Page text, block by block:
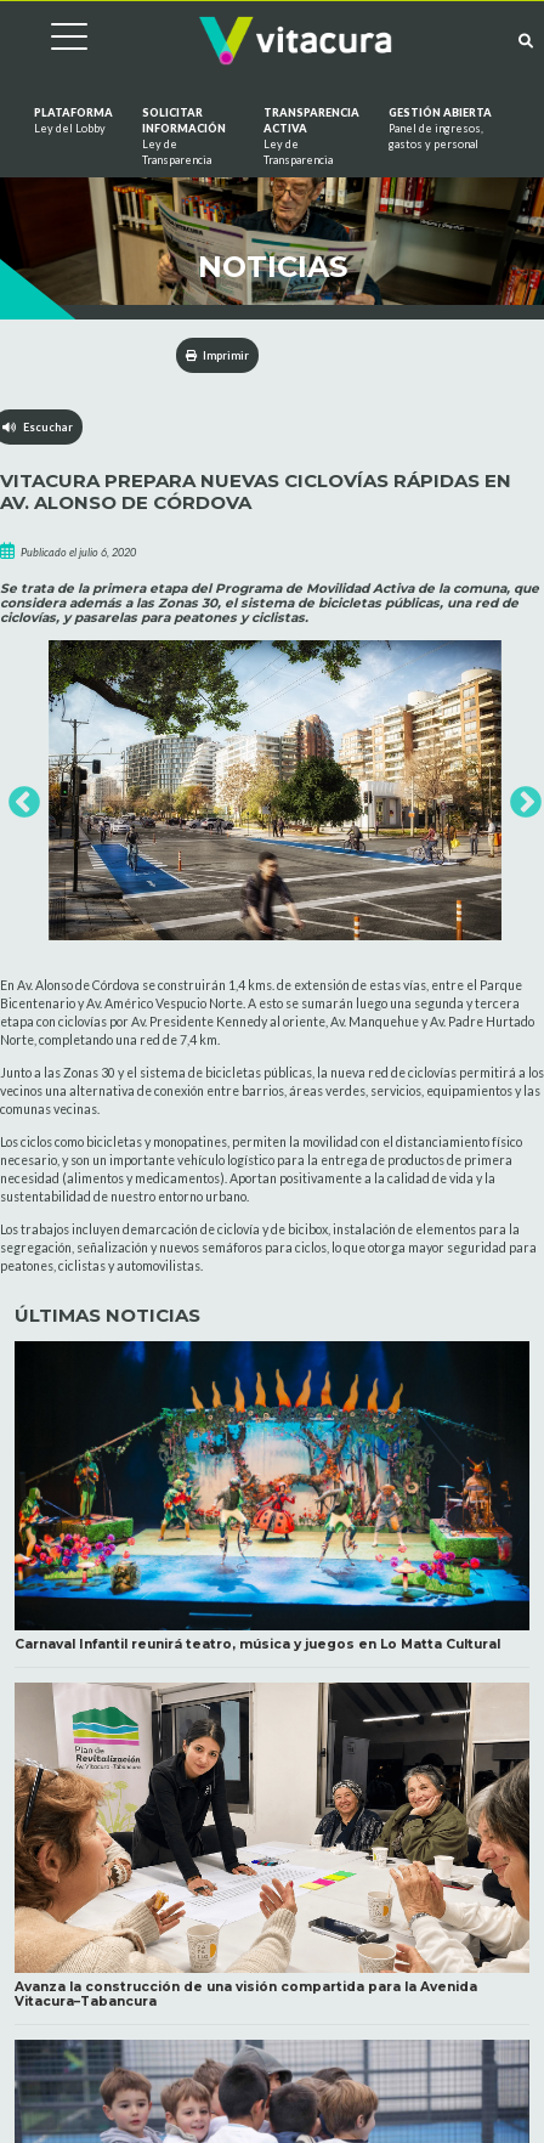
PLATAFORMA
Ley del Lobby
SOLICITAR
INFORMACIÓN
Ley de
Transparencia
TRANSPARENCIA
ACTIVA
Ley de
Transparencia
GESTIÓN ABIERTA
Panel de ingresos,
gastos y personal
NOTICIAS
Imprimir
Escuchar
VITACURA PREPARA NUEVAS CICLOVÍAS RÁPIDAS EN
AV. ALONSO DE CÓRDOVA
Publicado el julio 6, 2020
Se trata de la primera etapa del Programa de Movilidad Activa de la comuna, que
considera además a las Zonas 30, el sistema de bicicletas públicas, una red de
ciclovías, y pasarelas para peatones y ciclistas.
En Av. Alonso de Córdova se construirán 1,4 kms. de extensión de estas vías, entre el Parque
Bicentenario y Av. Américo Vespucio Norte. A esto se sumarán luego una segunda y tercera
etapa con ciclovías por Av. Presidente Kennedy al oriente, Av. Manquehue y Av. Padre Hurtado
Norte, completando una red de 7,4 km.
Junto a las Zonas 30 y el sistema de bicicletas públicas, la nueva red de ciclovías permitirá a los
vecinos una alternativa de conexión entre barrios, áreas verdes, servicios, equipamientos y las
comunas vecinas.
Los ciclos como bicicletas y monopatines, permiten la movilidad con el distanciamiento físico
necesario, y son un importante vehículo logístico para la entrega de productos de primera
necesidad (alimentos y medicamentos). Aportan positivamente a la calidad de vida y la
sustentabilidad de nuestro entorno urbano.
Los trabajos incluyen demarcación de ciclovía y de bicibox, instalación de elementos para la
segregación, señalización y nuevos semáforos para ciclos, lo que otorga mayor seguridad para
peatones, ciclistas y automovilistas.
ÚLTIMAS NOTICIAS
Carnaval Infantil reunirá teatro, música y juegos en Lo Matta Cultural
Avanza la construcción de una visión compartida para la Avenida
Vitacura–Tabancura